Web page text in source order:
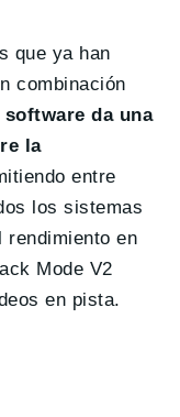
que ya han
combinación
software da una
la
entre
los sistemas
rendimiento en
Mode V2
en pista.